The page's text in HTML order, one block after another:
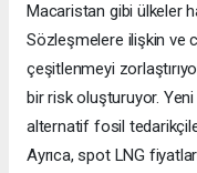
Macaristan gibi ülkeler
Sözleşmelere ilişkin ve
çeşitlenmeyi
bir risk oluşturuyor.
alternatif fosil
Ayrıca, spot LNG